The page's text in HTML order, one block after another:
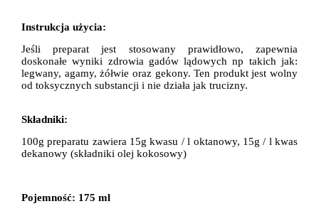
Instrukcja użycia:
Jeśli preparat jest stosowany prawidłowo, zapewnia
doskonałe wyniki zdrowia gadów lądowych np takich jak:
legwany, agamy,żółwie oraz gekony.Ten produkt jest wolny
od toksycznych substancji i nie działa jak trucizny.
Składniki:
100g preparatu zawiera 15g kwasu / l oktanowy, 15g / l kwas
dekanowy (składniki olej kokosowy)
Pojemność: 175 ml